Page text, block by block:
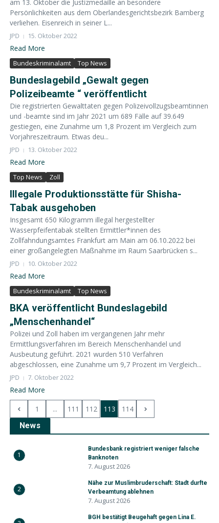
am 13. Oktober die Justizmedaille an besondere
Persönlichkeiten aus dem Oberlandesgerichtsbezirk Bamberg
verliehen. Eisenreich in seiner L...
JPD 15. Oktober 2022
Read More
Bundeskriminalamt Top News
Bundeslagebild „Gewalt gegen
Polizeibeamte “ veröffentlicht
Die registrierten Gewalttaten gegen Polizeivollzugsbeamtinnen
und -beamte sind im Jahr 2021 um 689 Fälle auf 39.649
gestiegen, eine Zunahme um 1,8 Prozent im Vergleich zum
Vorjahreszeitraum. Etwas deu...
JPD 13. Oktober 2022
Read More
Top News Zoll
Illegale Produktionsstätte für Shisha-
Tabak ausgehoben
Insgesamt 650 Kilogramm illegal hergestellter
Wasserpfeifentabak stellten Ermittler*innen des
Zollfahndungsamtes Frankfurt am Main am 06.10.2022 bei
einer großangelegten Maßnahme im Raum Saarbrücken s...
JPD 10. Oktober 2022
Read More
Bundeskriminalamt Top News
BKA veröffentlicht Bundeslagebild
„Menschenhandel“
Polizei und Zoll haben im vergangenen Jahr mehr
Ermittlungsverfahren im Bereich Menschenhandel und
Ausbeutung geführt. 2021 wurden 510 Verfahren
abgeschlossen, eine Zunahme um 9,7 Prozent im Vergleich...
JPD 7. Oktober 2022
Read More
1 ... 111 112 113
114
News
1
Bundesbank registriert weniger falsche
Banknoten
7. August 2026
2
Nähe zur Muslimbruderschaft: Stadt durfte
Verbeamtung ablehnen
7. August 2026
BGH bestätigt Beugehaft gegen Lina E.